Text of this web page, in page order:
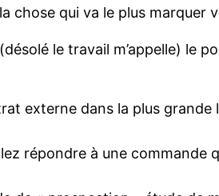
chose qui va le plus marquer
le travail m’appelle) le
externe dans la plus
répondre à une